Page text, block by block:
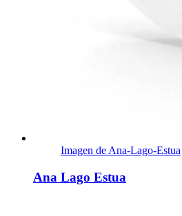
Imagen de Ana-Lago-Estua
Ana Lago Estua